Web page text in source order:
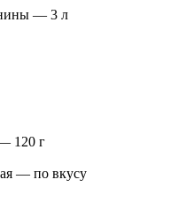
— 3 л
120 г
— по вкусу